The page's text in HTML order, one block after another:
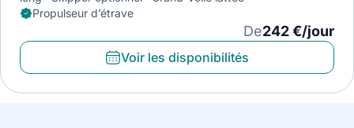
Propulseur d’étrave
De242 €/jour
Voir les disponibilités